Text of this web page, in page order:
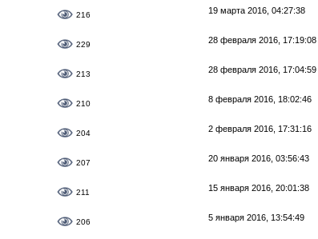
216 19 марта 2016, 04:27:38
229 28 февраля 2016, 17:19:08
213 28 февраля 2016, 17:04:59
210 8 февраля 2016, 18:02:46
204 2 февраля 2016, 17:31:16
207 20 января 2016, 03:56:43
211 15 января 2016, 20:01:38
206 5 января 2016, 13:54:49